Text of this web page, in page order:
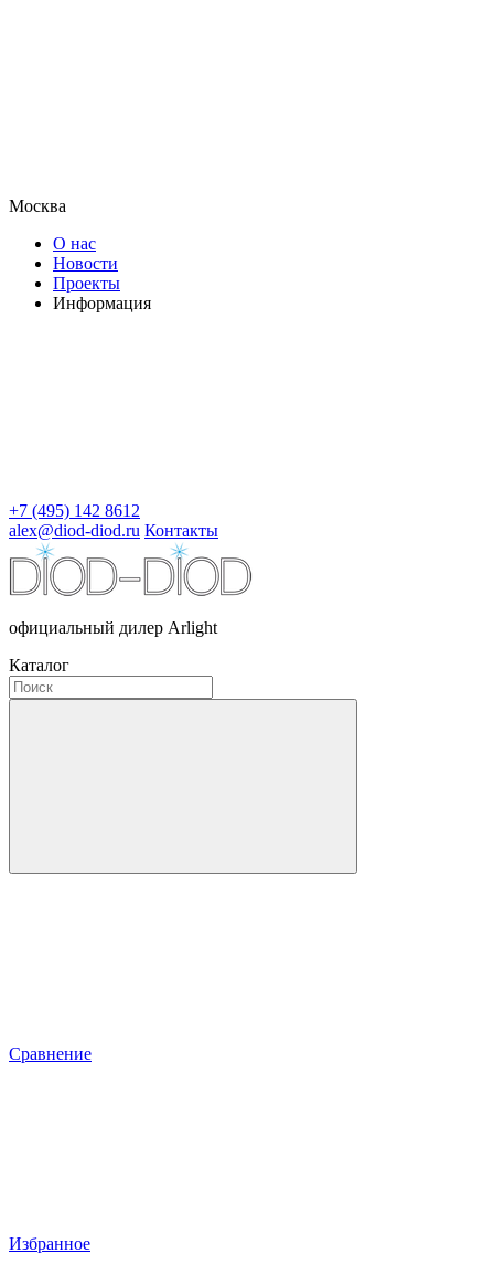
Москва
О нас
Новости
Проекты
Информация
+7 (495) 142 8612
alex@diod-diod.ru Контакты
официальный дилер Arlight
Каталог
Сравнение
Избранное